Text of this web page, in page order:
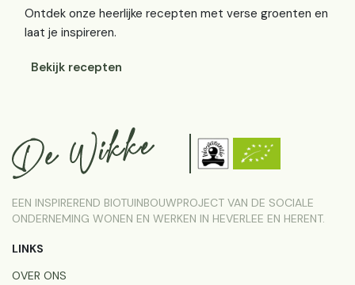
Ontdek onze heerlijke recepten met verse groenten en
laat je inspireren.
Bekijk recepten
EEN INSPIREREND BIOTUINBOUWPROJECT VAN DE SOCIALE
ONDERNEMING WONEN EN WERKEN IN HEVERLEE EN HERENT.
LINKS
OVER ONS